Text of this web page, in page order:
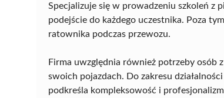
Specjalizuje się w prowadzeniu szkoleń z
podejście do każdego uczestnika. Poza
ratownika podczas przewozu.
Firma uwzględnia również potrzeby osób
swoich pojazdach. Do zakresu
podkreśla kompleksowość i